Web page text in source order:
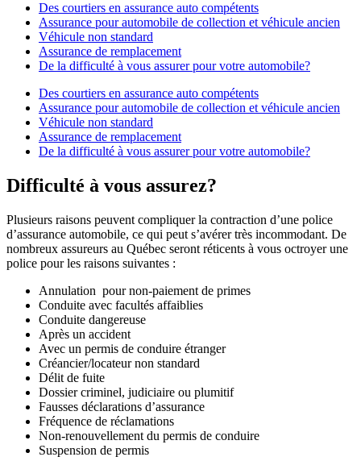
Des courtiers en assurance auto compétents
Assurance pour automobile de collection et véhicule ancien
Véhicule non standard
Assurance de remplacement
De la difficulté à vous assurer pour votre automobile?
Des courtiers en assurance auto compétents
Assurance pour automobile de collection et véhicule ancien
Véhicule non standard
Assurance de remplacement
De la difficulté à vous assurer pour votre automobile?
Difficulté à vous assurez?
Plusieurs raisons peuvent compliquer la contraction d’une police
d’assurance automobile, ce qui peut s’avérer très incommodant. De
nombreux assureurs au Québec seront réticents à vous octroyer une
police pour les raisons suivantes :
Annulation pour non-paiement de primes
Conduite avec facultés affaiblies
Conduite dangereuse
Après un accident
Avec un permis de conduire étranger
Créancier/locateur non standard
Délit de fuite
Dossier criminel, judiciaire ou plumitif
Fausses déclarations d’assurance
Fréquence de réclamations
Non-renouvellement du permis de conduire
Suspension de permis